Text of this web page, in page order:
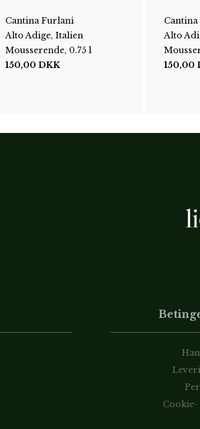
Cantina Furlani
Alto Adige, Italien
Mousserende, 0.75 l
150,00 DKK
Alto
150,00